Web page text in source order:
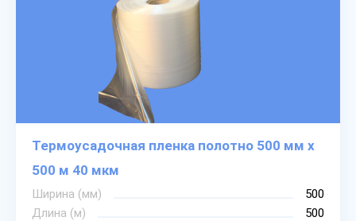
Термоусадочная пленка полотно 500 мм х
500 м 40 мкм
Ширина (мм)
500
Длина (м)
500